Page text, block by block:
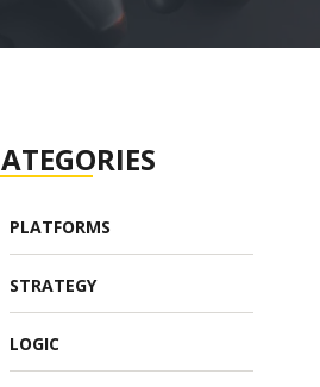
ATEGORIES
PLATFORMS
STRATEGY
LOGIC